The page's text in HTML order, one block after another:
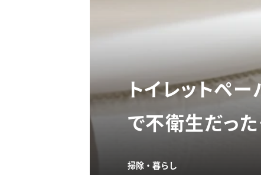
トイレットペ
で不衛生だっ
掃除・暮らし